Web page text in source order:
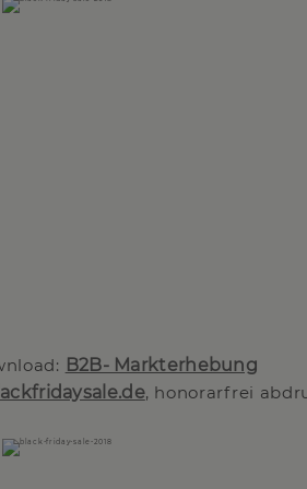
B2B- Markterhebung
, honorarfrei